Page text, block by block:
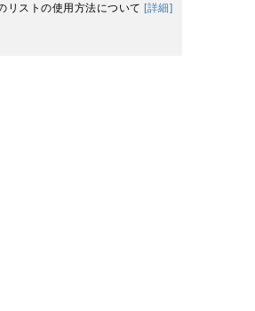
リストの使用方法について [詳細]